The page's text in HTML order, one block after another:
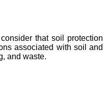
that soil protection
associated with soil and
and waste.